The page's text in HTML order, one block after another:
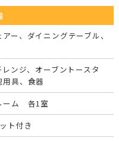
ー、ダイニングテーブル、
ンジ、オーブントースタ
具、食器
ーム 各1室
ト付き